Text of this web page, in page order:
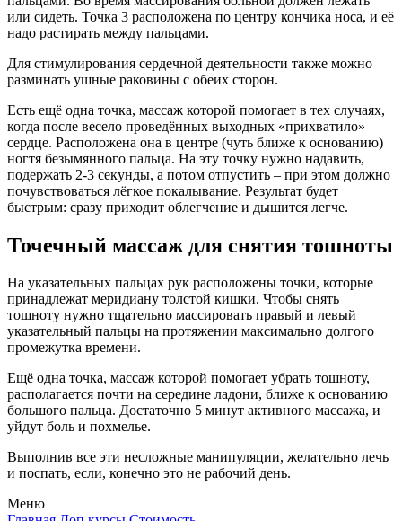
или сидеть. Точка 3 расположена по центру кончика носа, и её
надо растирать между пальцами.
Для стимулирования сердечной деятельности также можно
разминать ушные раковины с обеих сторон.
Есть ещё одна точка, массаж которой помогает в тех случаях,
когда после весело проведённых выходных «прихватило»
сердце. Расположена она в центре (чуть ближе к основанию)
ногтя безымянного пальца. На эту точку нужно надавить,
подержать 2-3 секунды, а потом отпустить – при этом должно
почувствоваться лёгкое покалывание. Результат будет
быстрым: сразу приходит облегчение и дышится легче.
Точечный массаж для снятия тошноты
На указательных пальцах рук расположены точки, которые
принадлежат меридиану толстой кишки. Чтобы снять
тошноту нужно тщательно массировать правый и левый
указательный пальцы на протяжении максимально долгого
промежутка времени.
Ещё одна точка, массаж которой помогает убрать тошноту,
располагается почти на середине ладони, ближе к основанию
большого пальца. Достаточно 5 минут активного массажа, и
уйдут боль и похмелье.
Выполнив все эти несложные манипуляции, желательно лечь
и поспать, если, конечно это не рабочий день.
Меню